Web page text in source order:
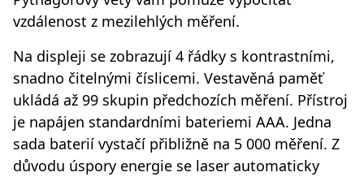
vzdálenost z mezilehlých měření.
Na displeji se zobrazují 4 řádky s kontrastními,
snadno čitelnými číslicemi. Vestavěná paměť
ukládá až 99 skupin předchozích měření. Přístroj
je napájen standardními bateriemi AAA. Jedna
sada baterií vystačí přibližně na 5 000 měření. Z
důvodu úspory energie se laser automaticky